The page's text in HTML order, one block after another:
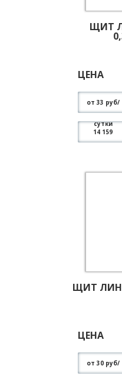
ЩИТ
ЦЕНА
от 33 руб/
сутки
14 159
ЩИТ
ЦЕНА
от 30 руб/